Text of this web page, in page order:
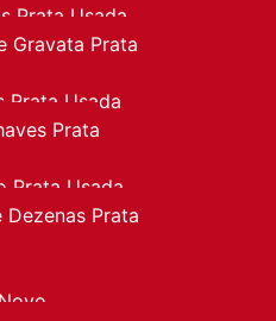
Prata Usada
Gravata Prata
Prata Usada
Prata
Prata Usada
Dezenas Prata